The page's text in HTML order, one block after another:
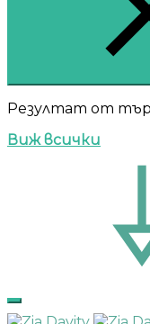
Резултат от
Виж всички